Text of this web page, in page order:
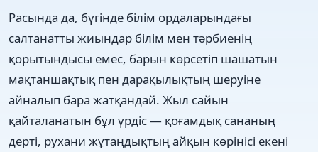
Расында да, бүгінде білім ордаларындағы
салтанатты жиындар білім мен тәрбиенің
қорытындысы емес, барын көрсетіп шашатын
мақтаншақтық пен дарақылықтың шеруіне
айналып бара жатқандай. Жыл сайын
қайталанатын бұл үрдіс — қоғамдық сананың
дерті, рухани жұтаңдықтың айқын көрінісі екені